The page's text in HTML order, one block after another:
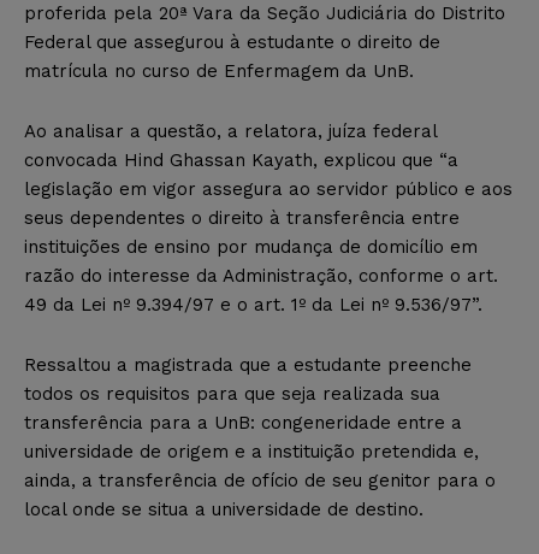
proferida pela 20ª Vara da Seção Judiciária do Distrito
Federal que assegurou à estudante o direito de
matrícula no curso de Enfermagem da UnB.
Ao analisar a questão, a relatora, juíza federal
convocada Hind Ghassan Kayath, explicou que “a
legislação em vigor assegura ao servidor público e aos
seus dependentes o direito à transferência entre
instituições de ensino por mudança de domicílio em
razão do interesse da Administração, conforme o art.
49 da Lei nº 9.394/97 e o art. 1º da Lei nº 9.536/97”.
Ressaltou a magistrada que a estudante preenche
todos os requisitos para que seja realizada sua
transferência para a UnB: congeneridade entre a
universidade de origem e a instituição pretendida e,
ainda, a transferência de ofício de seu genitor para o
local onde se situa a universidade de destino.